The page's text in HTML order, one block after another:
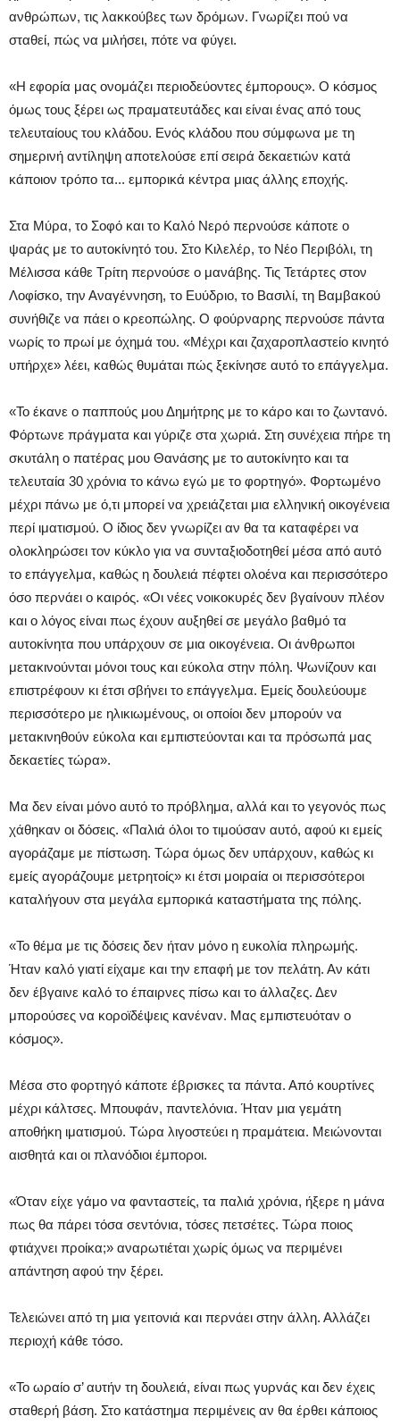
ανθρώπων, τις λακκούβες των δρόμων. Γνωρίζει πού να
σταθεί, πώς να μιλήσει, πότε να φύγει.
«Η εφορία μας ονομάζει περιοδεύοντες έμπορους». Ο κόσμος
όμως τους ξέρει ως πραματευτάδες και είναι ένας από τους
τελευταίους του κλάδου. Ενός κλάδου που σύμφωνα με τη
σημερινή αντίληψη αποτελούσε επί σειρά δεκαετιών κατά
κάποιον τρόπο τα... εμπορικά κέντρα μιας άλλης εποχής.
Στα Μύρα, το Σοφό και το Καλό Νερό περνούσε κάποτε ο
ψαράς με το αυτοκίνητό του. Στο Κιλελέρ, το Νέο Περιβόλι, τη
Μέλισσα κάθε Τρίτη περνούσε ο μανάβης. Τις Τετάρτες στον
Λοφίσκο, την Αναγέννηση, το Ευύδριο, το Βασιλί, τη Βαμβακού
συνήθιζε να πάει ο κρεοπώλης. Ο φούρναρης περνούσε πάντα
νωρίς το πρωί με όχημά του. «Μέχρι και ζαχαροπλαστείο κινητό
υπήρχε» λέει, καθώς θυμάται πώς ξεκίνησε αυτό το επάγγελμα.
«Το έκανε ο παππούς μου Δημήτρης με το κάρο και το ζωντανό.
Φόρτωνε πράγματα και γύριζε στα χωριά. Στη συνέχεια πήρε τη
σκυτάλη ο πατέρας μου Θανάσης με το αυτοκίνητο και τα
τελευταία 30 χρόνια το κάνω εγώ με το φορτηγό». Φορτωμένο
μέχρι πάνω με ό,τι μπορεί να χρειάζεται μια ελληνική οικογένεια
περί ιματισμού. Ο ίδιος δεν γνωρίζει αν θα τα καταφέρει να
ολοκληρώσει τον κύκλο για να συνταξιοδοτηθεί μέσα από αυτό
το επάγγελμα, καθώς η δουλειά πέφτει ολοένα και περισσότερο
όσο περνάει ο καιρός. «Οι νέες νοικοκυρές δεν βγαίνουν πλέον
και ο λόγος είναι πως έχουν αυξηθεί σε μεγάλο βαθμό τα
αυτοκίνητα που υπάρχουν σε μια οικογένεια. Οι άνθρωποι
μετακινούνται μόνοι τους και εύκολα στην πόλη. Ψωνίζουν και
επιστρέφουν κι έτσι σβήνει το επάγγελμα. Εμείς δουλεύουμε
περισσότερο με ηλικιωμένους, οι οποίοι δεν μπορούν να
μετακινηθούν εύκολα και εμπιστεύονται και τα πρόσωπά μας
δεκαετίες τώρα».
Μα δεν είναι μόνο αυτό το πρόβλημα, αλλά και το γεγονός πως
χάθηκαν οι δόσεις. «Παλιά όλοι το τιμούσαν αυτό, αφού κι εμείς
αγοράζαμε με πίστωση. Τώρα όμως δεν υπάρχουν, καθώς κι
εμείς αγοράζουμε μετρητοίς» κι έτσι μοιραία οι περισσότεροι
καταλήγουν στα μεγάλα εμπορικά καταστήματα της πόλης.
«Το θέμα με τις δόσεις δεν ήταν μόνο η ευκολία πληρωμής.
Ήταν καλό γιατί είχαμε και την επαφή με τον πελάτη. Αν κάτι
δεν έβγαινε καλό το έπαιρνες πίσω και το άλλαζες. Δεν
μπορούσες να κοροϊδέψεις κανέναν. Μας εμπιστευόταν ο
κόσμος».
Μέσα στο φορτηγό κάποτε έβρισκες τα πάντα. Από κουρτίνες
μέχρι κάλτσες. Μπουφάν, παντελόνια. Ήταν μια γεμάτη
αποθήκη ιματισμού. Τώρα λιγοστεύει η πραμάτεια. Μειώνονται
αισθητά και οι πλανόδιοι έμποροι.
«Όταν είχε γάμο να φανταστείς, τα παλιά χρόνια, ήξερε η μάνα
πως θα πάρει τόσα σεντόνια, τόσες πετσέτες. Τώρα ποιος
φτιάχνει προίκα;» αναρωτιέται χωρίς όμως να περιμένει
απάντηση αφού την ξέρει.
Τελειώνει από τη μια γειτονιά και περνάει στην άλλη. Αλλάζει
περιοχή κάθε τόσο.
«Το ωραίο σ’ αυτήν τη δουλειά, είναι πως γυρνάς και δεν έχεις
σταθερή βάση. Στο κατάστημα περιμένεις αν θα έρθει κάποιος